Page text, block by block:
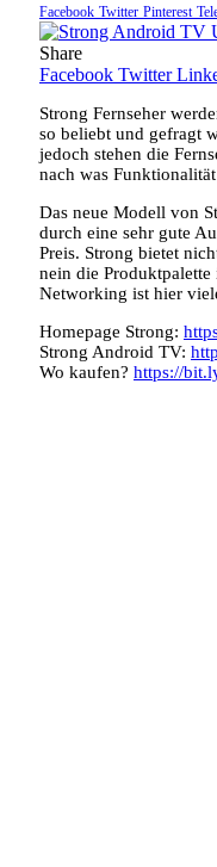
Facebook Twitter Pinterest
Share
Facebook Twitter
Strong Fernseher
so beliebt und gefragt
jedoch stehen die
nach was
Das neue Modell von
durch eine sehr gute
Preis. Strong bietet
nein die
Networking ist hier
Homepage Strong:
Strong Android TV:
Wo kaufen? https://